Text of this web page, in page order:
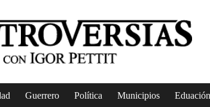
Guerrero Política Municipios Eduación